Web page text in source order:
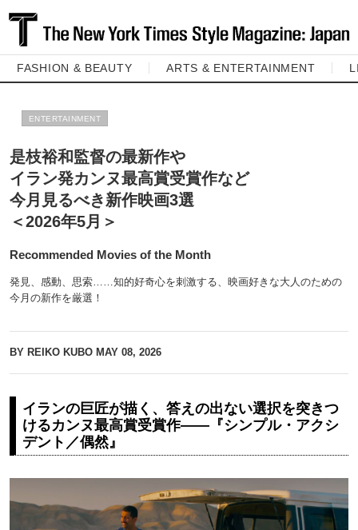
FASHION & BEAUTY ARTS & ENTERTAINMENT
ENTERTAINMENT
是枝裕和監督の最新作や
イラン発カンヌ最高賞受賞作など
今月見るべき新作映画3選
＜2026年5月＞
Recommended Movies of the Month
発見、感動、思索……知的好奇心を刺激する、映画好きな大人のための
今月の新作を厳選！
BY REIKO KUBO MAY 08, 2026
イランの巨匠が描く、答えの出ない選択を突きつ
けるカンヌ最高賞受賞作――『シンプル・アクシ
デント／偶然』